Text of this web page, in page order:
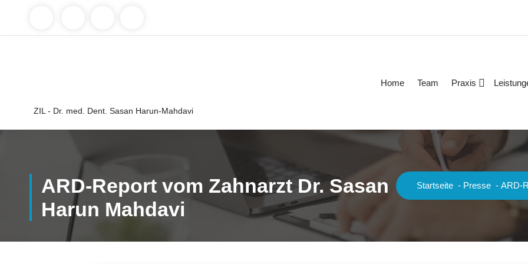
ZIL - Dr. med. Dent. Sasan Harun-Mahdavi
Home Team Praxis
ARD-Report vom Zahnarzt Dr. Sasan
Harun Mahdavi
Startseite - Presse - ARD-